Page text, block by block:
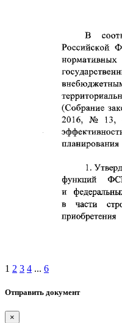
1 2 3 4 ... 6
Отправить документ
×